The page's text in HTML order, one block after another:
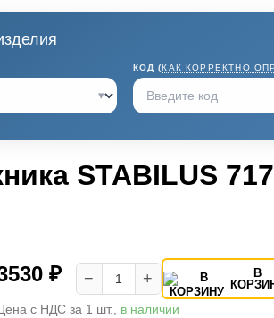
▾
КОД (КАК КОРРЕКТНО
STABILUS
₽ − +
В
с НДС за 1 шт., в наличии